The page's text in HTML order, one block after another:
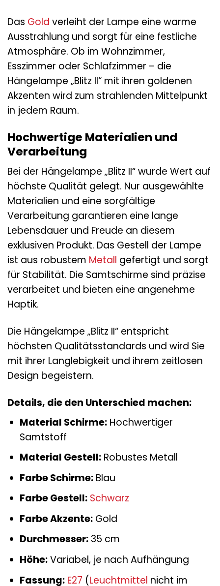
Das Gold verleiht der Lampe eine warme
Ausstrahlung und sorgt für eine festliche
Atmosphäre. Ob im Wohnzimmer,
Esszimmer oder Schlafzimmer – die
Hängelampe „Blitz II“ mit ihren goldenen
Akzenten wird zum strahlenden Mittelpunkt
in jedem Raum.
Hochwertige Materialien und
Verarbeitung
Bei der Hängelampe „Blitz II“ wurde Wert auf
höchste Qualität gelegt. Nur ausgewählte
Materialien und eine sorgfältige
Verarbeitung garantieren eine lange
Lebensdauer und Freude an diesem
exklusiven Produkt. Das Gestell der Lampe
ist aus robustem Metall gefertigt und sorgt
für Stabilität. Die Samtschirme sind präzise
verarbeitet und bieten eine angenehme
Haptik.
Die Hängelampe „Blitz II“ entspricht
höchsten Qualitätsstandards und wird Sie
mit ihrer Langlebigkeit und ihrem zeitlosen
Design begeistern.
Details, die den Unterschied machen:
Material Schirme:Hochwertiger
Samtstoff
Material Gestell:Robustes Metall
Farbe Schirme:Blau
Farbe Gestell: Schwarz
Farbe Akzente:Gold
Durchmesser:35 cm
Höhe:Variabel, je nach Aufhängung
Fassung: E27 (Leuchtmittel nicht im